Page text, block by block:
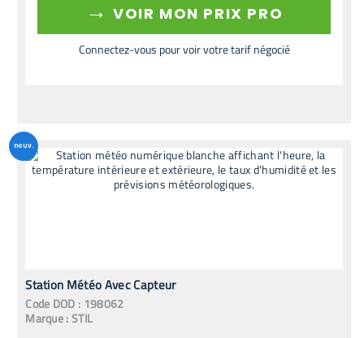
→ VOIR MON PRIX PRO
Connectez-vous pour voir votre tarif négocié
nouv.
Station Météo Avec Capteur
Code DOD : 198062
Marque :STIL